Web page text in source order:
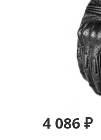
4 086 ₽